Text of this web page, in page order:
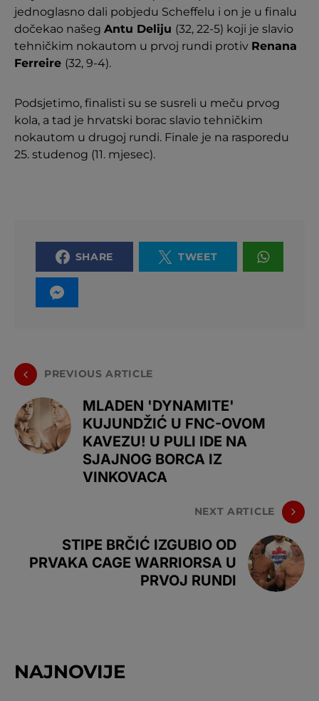
jednoglasno dali pobjedu Scheffelu i on je u finalu
dočekao našeg Antu Deliju (32, 22-5) koji je slavio
tehničkim nokautom u prvoj rundi protiv Renana
Ferreire (32, 9-4).
Podsjetimo, finalisti su se susreli u meču prvog
kola, a tad je hrvatski borac slavio tehničkim
nokautom u drugoj rundi. Finale je na rasporedu
25. studenog (11. mjesec).
SHARE TWEET
PREVIOUS ARTICLE
MLADEN 'DYNAMITE'
KUJUNDŽIĆ U FNC-OVOM
KAVEZU! U PULI IDE NA
SJAJNOG BORCA IZ
VINKOVACA
NEXT ARTICLE
STIPE BRČIĆ IZGUBIO OD
PRVAKA CAGE WARRIORSA U
PRVOJ RUNDI
NAJNOVIJE